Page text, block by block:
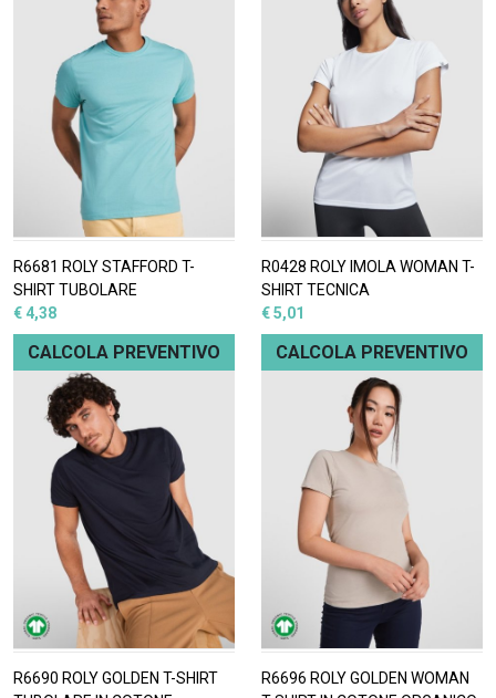
R6681 ROLY STAFFORD T-
SHIRT TUBOLARE
€ 4,38
CALCOLA PREVENTIVO
R0428 ROLY IMOLA WOMAN T-
SHIRT TECNICA
€ 5,01
CALCOLA PREVENTIVO
R6690 ROLY GOLDEN T-SHIRT
R6696 ROLY GOLDEN WOMAN